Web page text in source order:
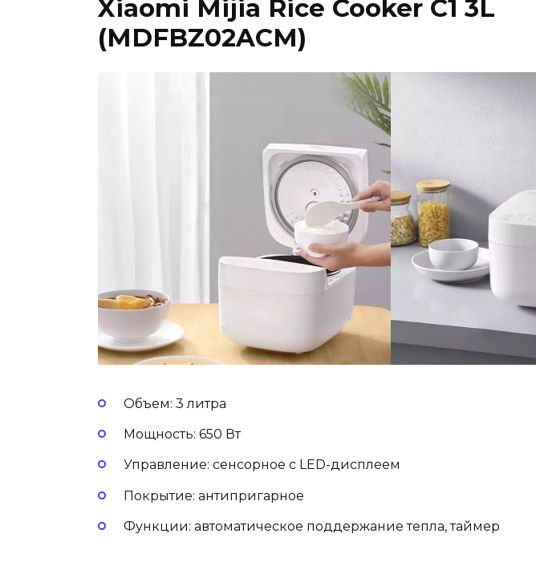
Xiaomi Mijia Rice Cooker C1 3L
(MDFBZ02ACM)
Объем: 3 литра
Мощность: 650 Вт
Управление: сенсорное с LED-дисплеем
Покрытие: антипригарное
Функции: автоматическое поддержание тепла, таймер